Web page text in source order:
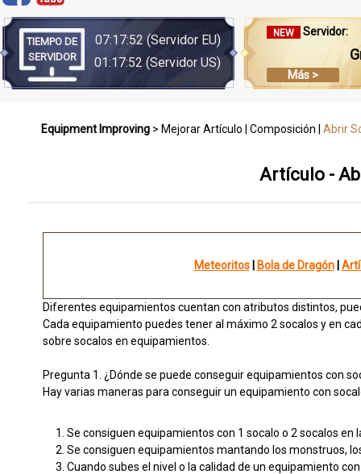
TIEMPO DE
SERVIDOR
07:17:52 (Servidor EU)
01:17:52 (Servidor US)
NEW Servidor:
Más >
Equipment Improving > Mejorar Artículo Composición Abrir
Demonio Rey Dragón
Artículo -
Meteoritos| Bola de Dragón|
Diferentes equipamientos cuentan con atributos distintos,
Cada equipamiento puedes tener al máximo 2 socalos y en
sobre socalos en equipamientos.
Pregunta 1. ¿Dónde se puede conseguir equipamientos con
Hay varias maneras para conseguir un equipamiento con
Se consiguen equipamientos con 1 socalo o 2 socalos
Se consiguen equipamientos mantando los monstruos,
Cuando subes el nivel o la calidad de un equipamiento